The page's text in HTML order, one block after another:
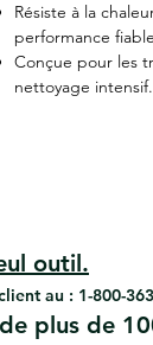
Résiste à la
performance
Conçue pour les
nettoyage intensif.
outil.
au : 1-800-
plus de